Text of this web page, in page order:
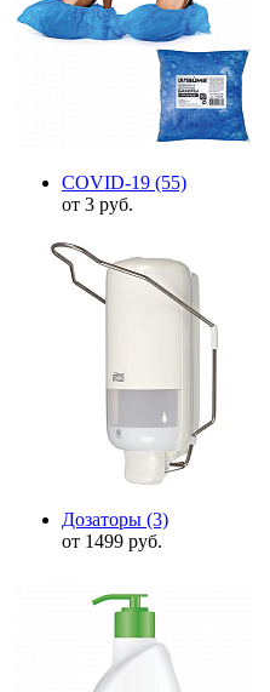
COVID-19 (55)
от 3 руб.
Дозаторы (3)
от 1499 руб.